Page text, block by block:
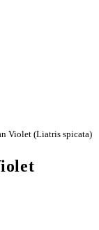
Violet (Liatris spicata)